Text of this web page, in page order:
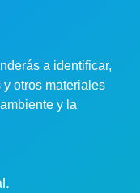
a identificar,
otros materiales
y la